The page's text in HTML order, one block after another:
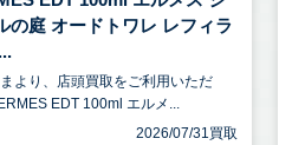
の庭 オードトワレ レフィラ
より、店頭買取をご利用いただ
EDT 100ml エルメ...
2026/07/31買取